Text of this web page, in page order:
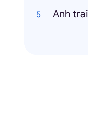
Anh